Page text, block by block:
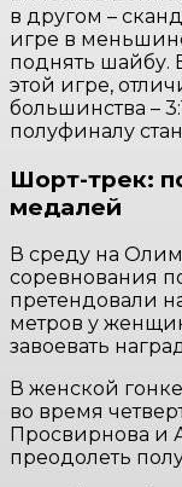
в другом –
игре в
поднять шайбу.
этой игре,
большинства –
полуфиналу
Шорт-трек:
медалей
В среду на
соревнования
претендовали
метров у
завоевать
В женской
во время
Просвирнова и
преодолеть